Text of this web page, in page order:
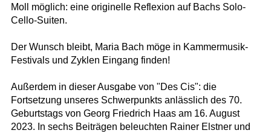
Moll möglich: eine originelle Reflexion auf Bachs Solo-
Cello-Suiten.
Der Wunsch bleibt, Maria Bach möge in Kammermusik-
Festivals und Zyklen Eingang finden!
Außerdem in dieser Ausgabe von "Des Cis": die
Fortsetzung unseres Schwerpunkts anlässlich des 70.
Geburtstags von Georg Friedrich Haas am 16. August
2023. In sechs Beiträgen beleuchten Rainer Elstner und